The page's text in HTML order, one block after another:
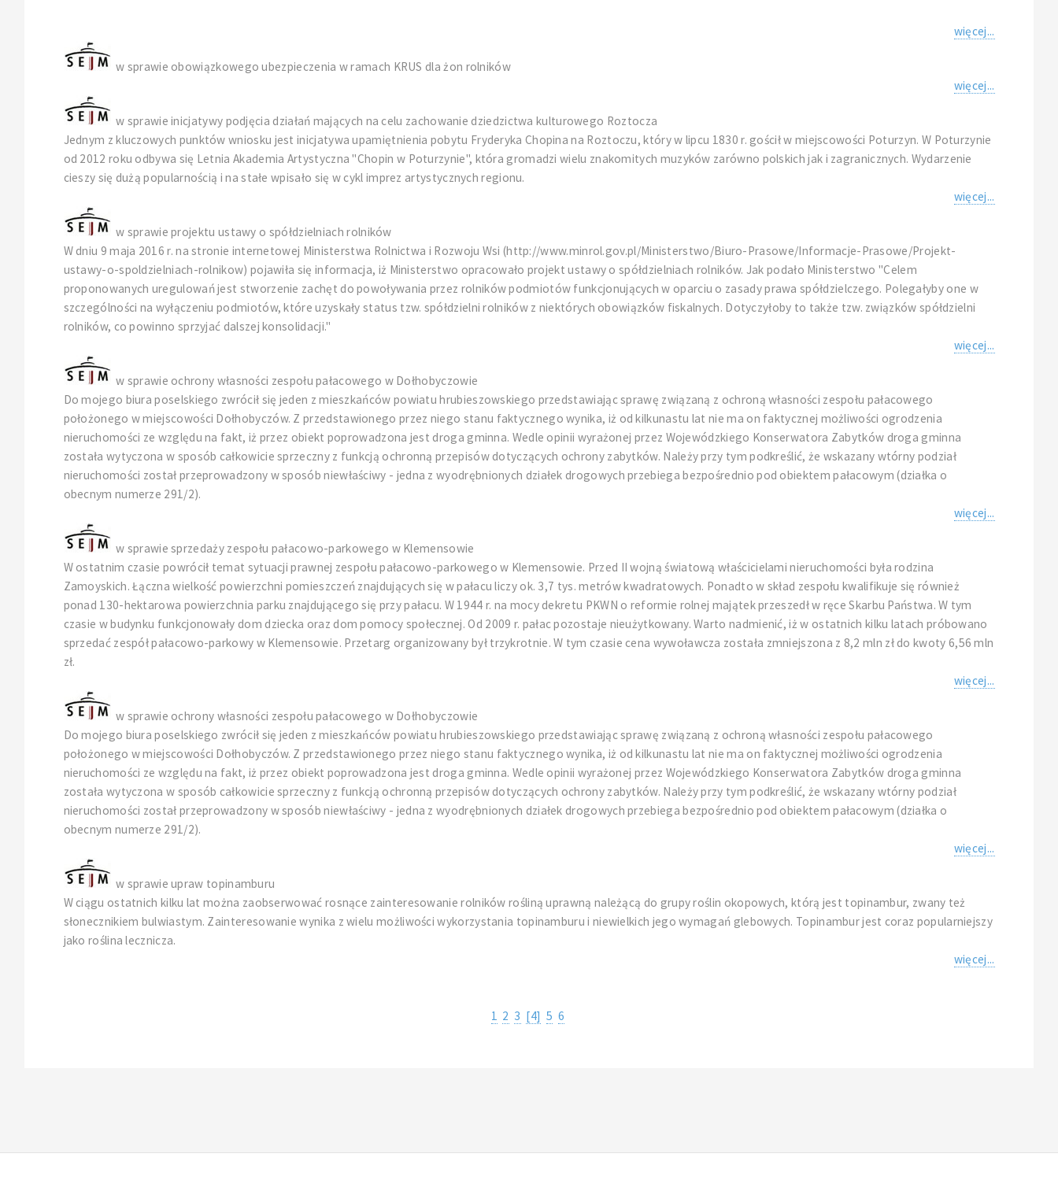
więcej...
w sprawie obowiązkowego ubezpieczenia w ramach KRUS dla żon rolników
więcej...
w sprawie inicjatywy podjęcia działań mających na celu zachowanie dziedzictwa kulturowego Roztocza
Jednym z kluczowych punktów wniosku jest inicjatywa upamiętnienia pobytu Fryderyka Chopina na Roztoczu, który w lipcu 1830 r. gościł w miejscowości Poturzyn. W Poturzynie
od 2012 roku odbywa się Letnia Akademia Artystyczna "Chopin w Poturzynie", która gromadzi wielu znakomitych muzyków zarówno polskich jak i zagranicznych. Wydarzenie
cieszy się dużą popularnością i na stałe wpisało się w cykl imprez artystycznych regionu.
więcej...
w sprawie projektu ustawy o spółdzielniach rolników
W dniu 9 maja 2016 r. na stronie internetowej Ministerstwa Rolnictwa i Rozwoju Wsi (http://www.minrol.gov.pl/Ministerstwo/Biuro-Prasowe/Informacje-Prasowe/Projekt-
ustawy-o-spoldzielniach-rolnikow) pojawiła się informacja, iż Ministerstwo opracowało projekt ustawy o spółdzielniach rolników. Jak podało Ministerstwo "Celem
proponowanych uregulowań jest stworzenie zachęt do powoływania przez rolników podmiotów funkcjonujących w oparciu o zasady prawa spółdzielczego. Polegałyby one w
szczególności na wyłączeniu podmiotów, które uzyskały status tzw. spółdzielni rolników z niektórych obowiązków fiskalnych. Dotyczyłoby to także tzw. związków spółdzielni
rolników, co powinno sprzyjać dalszej konsolidacji."
więcej...
w sprawie ochrony własności zespołu pałacowego w Dołhobyczowie
Do mojego biura poselskiego zwrócił się jeden z mieszkańców powiatu hrubieszowskiego przedstawiając sprawę związaną z ochroną własności zespołu pałacowego
położonego w miejscowości Dołhobyczów. Z przedstawionego przez niego stanu faktycznego wynika, iż od kilkunastu lat nie ma on faktycznej możliwości ogrodzenia
nieruchomości ze względu na fakt, iż przez obiekt poprowadzona jest droga gminna. Wedle opinii wyrażonej przez Wojewódzkiego Konserwatora Zabytków droga gminna
została wytyczona w sposób całkowicie sprzeczny z funkcją ochronną przepisów dotyczących ochrony zabytków. Należy przy tym podkreślić, że wskazany wtórny podział
nieruchomości został przeprowadzony w sposób niewłaściwy - jedna z wyodrębnionych działek drogowych przebiega bezpośrednio pod obiektem pałacowym (działka o
obecnym numerze 291/2).
więcej...
w sprawie sprzedaży zespołu pałacowo-parkowego w Klemensowie
W ostatnim czasie powrócił temat sytuacji prawnej zespołu pałacowo-parkowego w Klemensowie. Przed II wojną światową właścicielami nieruchomości była rodzina
Zamoyskich. Łączna wielkość powierzchni pomieszczeń znajdujących się w pałacu liczy ok. 3,7 tys. metrów kwadratowych. Ponadto w skład zespołu kwalifikuje się również
ponad 130-hektarowa powierzchnia parku znajdującego się przy pałacu. W 1944 r. na mocy dekretu PKWN o reformie rolnej majątek przeszedł w ręce Skarbu Państwa. W tym
czasie w budynku funkcjonowały dom dziecka oraz dom pomocy społecznej. Od 2009 r. pałac pozostaje nieużytkowany. Warto nadmienić, iż w ostatnich kilku latach próbowano
sprzedać zespół pałacowo-parkowy w Klemensowie. Przetarg organizowany był trzykrotnie. W tym czasie cena wywoławcza została zmniejszona z 8,2 mln zł do kwoty 6,56 mln
zł.
więcej...
w sprawie ochrony własności zespołu pałacowego w Dołhobyczowie
Do mojego biura poselskiego zwrócił się jeden z mieszkańców powiatu hrubieszowskiego przedstawiając sprawę związaną z ochroną własności zespołu pałacowego
położonego w miejscowości Dołhobyczów. Z przedstawionego przez niego stanu faktycznego wynika, iż od kilkunastu lat nie ma on faktycznej możliwości ogrodzenia
nieruchomości ze względu na fakt, iż przez obiekt poprowadzona jest droga gminna. Wedle opinii wyrażonej przez Wojewódzkiego Konserwatora Zabytków droga gminna
została wytyczona w sposób całkowicie sprzeczny z funkcją ochronną przepisów dotyczących ochrony zabytków. Należy przy tym podkreślić, że wskazany wtórny podział
nieruchomości został przeprowadzony w sposób niewłaściwy - jedna z wyodrębnionych działek drogowych przebiega bezpośrednio pod obiektem pałacowym (działka o
obecnym numerze 291/2).
więcej...
w sprawie upraw topinamburu
W ciągu ostatnich kilku lat można zaobserwować rosnące zainteresowanie rolników rośliną uprawną należącą do grupy roślin okopowych, którą jest topinambur, zwany też
słonecznikiem bulwiastym. Zainteresowanie wynika z wielu możliwości wykorzystania topinamburu i niewielkich jego wymagań glebowych. Topinambur jest coraz popularniejszy
jako roślina lecznicza.
więcej...
1 2 3 [4] 5 6